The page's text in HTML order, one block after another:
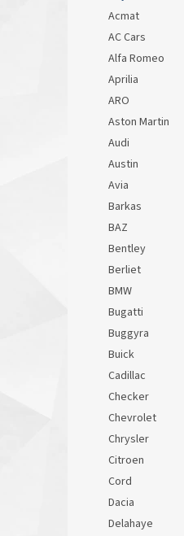
Acmat
AC Cars
Alfa Romeo
Aprilia
ARO
Aston Martin
Audi
Austin
Avia
Barkas
BAZ
Bentley
Berliet
BMW
Bugatti
Buggyra
Buick
Cadillac
Checker
Chevrolet
Chrysler
Citroen
Cord
Dacia
Delahaye